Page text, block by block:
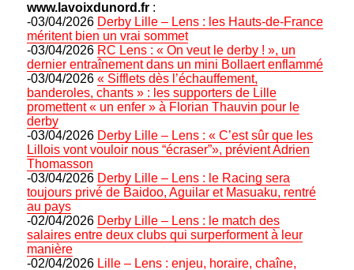
www.lavoixdunord.fr :
-03/04/2026 Derby Lille – Lens : les Hauts-de-France
méritent bien un vrai sommet
-03/04/2026 RC Lens : « On veut le derby ! », un
dernier entraînement dans un mini Bollaert enflammé
-03/04/2026« Sifflets dès l’échauffement,
banderoles, chants » : les supporters de Lille
promettent « un enfer » à Florian Thauvin pour le
derby
-03/04/2026 Derby Lille – Lens : « C’est sûr que les
Lillois vont vouloir nous “écraser”», prévient Adrien
Thomasson
-03/04/2026 Derby Lille – Lens : le Racing sera
toujours privé de Baidoo, Aguilar et Masuaku, rentré
au pays
-02/04/2026 Derby Lille – Lens : le match des
salaires entre deux clubs qui surperforment à leur
manière
-02/04/2026 Lille – Lens : enjeu, horaire, chaîne,